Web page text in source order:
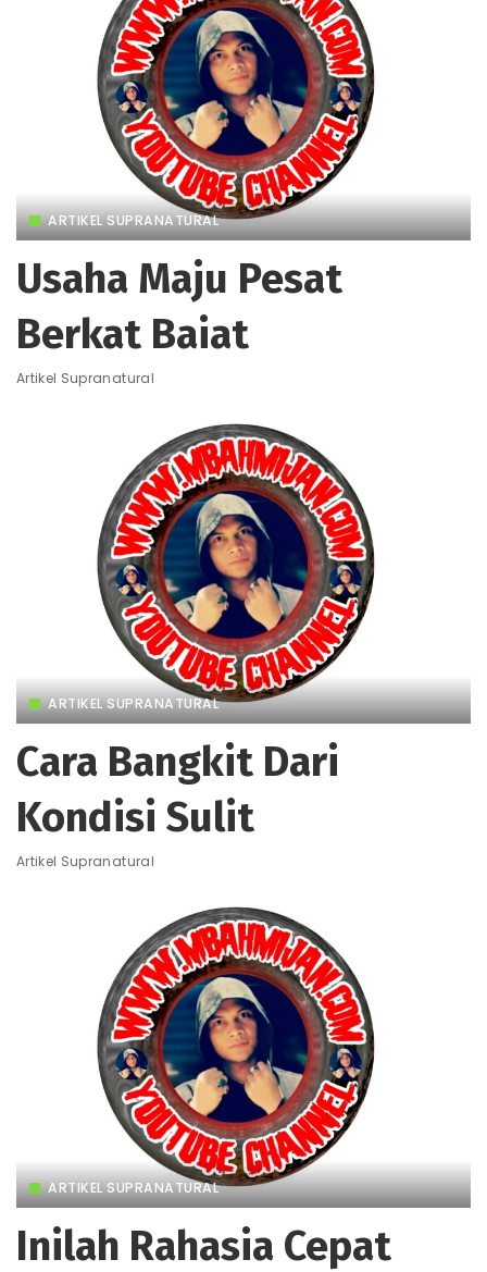
ARTIKEL SUPRANATURAL
Usaha Maju Pesat
Berkat Baiat
Artikel Supranatural
ARTIKEL SUPRANATURAL
Cara Bangkit Dari
Kondisi Sulit
Artikel Supranatural
ARTIKEL SUPRANATURAL
Inilah Rahasia Cepat